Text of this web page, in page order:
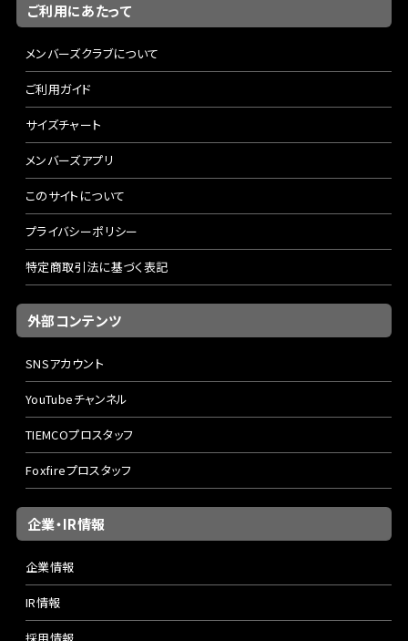
ご利用にあたって
メンバーズクラブについて
ご利用ガイド
サイズチャート
メンバーズアプリ
このサイトについて
プライバシーポリシー
特定商取引法に基づく表記
外部コンテンツ
SNSアカウント
YouTubeチャンネル
TIEMCOプロスタッフ
Foxfireプロスタッフ
企業・IR情報
企業情報
IR情報